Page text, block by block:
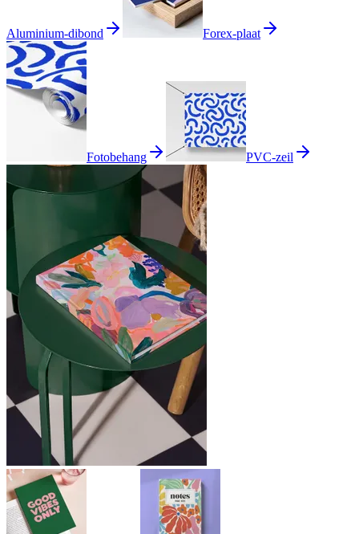
Aluminium-dibond Forex-plaat
Fotobehang PVC-zeil